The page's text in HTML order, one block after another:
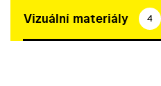
Vizuální materiály 4